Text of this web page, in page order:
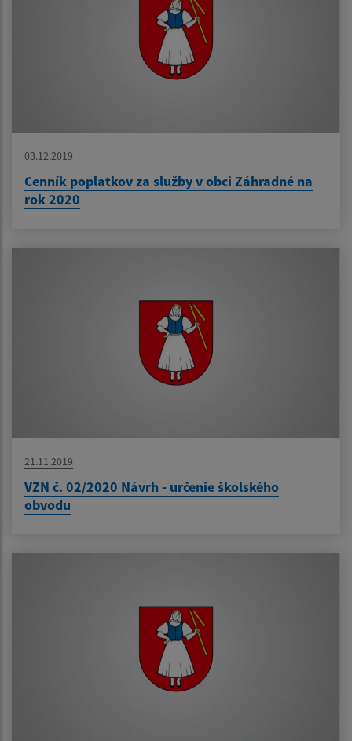
03.12.2019
Cenník poplatkov za služby v obci Záhradné na
rok 2020
21.11.2019
VZN č. 02/2020 Návrh - určenie školského
obvodu